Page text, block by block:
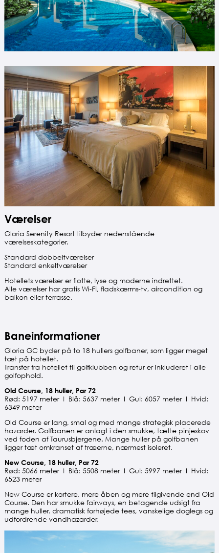
Værelser
Gloria Serenity Resort tilbyder nedenstående
værelseskategorier.
Standard dobbeltværelser
Standard enkeltværelser
Hotellets værelser er flotte, lyse og moderne indrettet.
Alle værelser har gratis Wi-Fi, fladskærms-tv, aircondition og
balkon eller terrasse.
Baneinformationer
Gloria GC byder på to 18 hullers golfbaner, som ligger meget
tæt på hotellet.
Transfer fra hotellet til golfklubben og retur er inkluderet i alle
golfophold.
Old Course, 18 huller, Par 72
Rød: 5197 meter I Blå: 5637 meter I Gul: 6057 meter I Hvid:
6349 meter
Old Course er lang, smal og med mange strategisk placerede
hazarder. Golfbanen er anlagt i den smukke, tætte pinjeskov
ved foden af Taurusbjergene. Mange huller på golfbanen
ligger tæt omkranset af træerne, nærmest isoleret.
New Course, 18 huller, Par 72
Rød: 5066 meter I Blå: 5508 meter I Gul: 5997 meter I Hvid:
6523 meter
New Course er kortere, mere åben og mere tilgivende end Old
Course. Den har smukke fairways, en betagende udsigt fra
mange huller, dramatisk forhøjede tees, vanskelige doglegs og
udfordrende vandhazarder.